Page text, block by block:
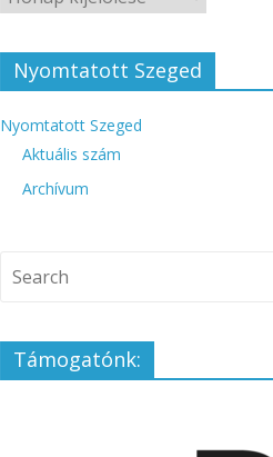
Nyomtatott Szeged
Nyomtatott Szeged
Aktuális szám
Archívum
Támogatónk: